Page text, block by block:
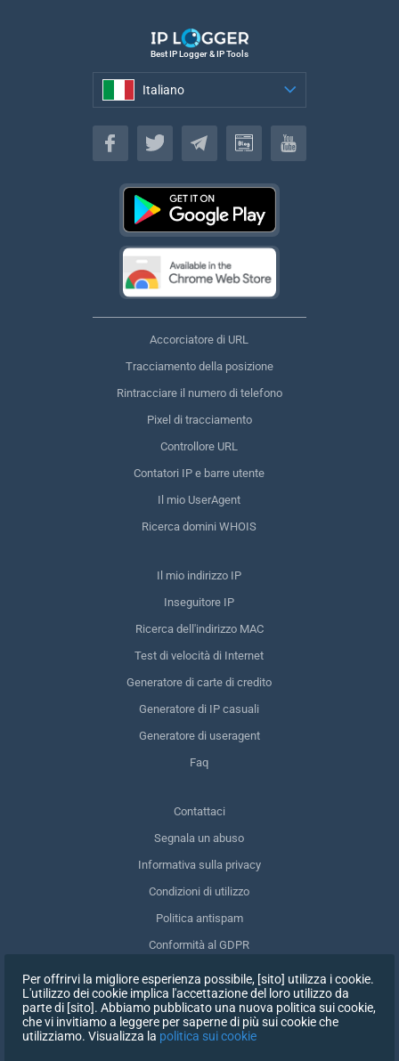
Best IP Logger & IP Tools
Italiano
Italiano
Accorciatore di URL
Tracciamento della posizione
Rintracciare il numero di telefono
Pixel di tracciamento
Controllore URL
Contatori IP e barre utente
Il mio UserAgent
Ricerca domini WHOIS
Il mio indirizzo IP
Inseguitore IP
Ricerca dell'indirizzo MAC
Test di velocità di Internet
Generatore di carte di credito
Generatore di IP casuali
Generatore di useragent
Faq
Contattaci
Segnala un abuso
Informativa sulla privacy
Condizioni di utilizzo
Politica antispam
Conformità al GDPR
Cancellare i miei dati
Ritirare il consenso
Per offrirvi la migliore esperienza possibile, [sito] utilizza i cookie.
L'utilizzo dei cookie implica l'accettazione del loro utilizzo da
parte di [sito]. Abbiamo pubblicato una nuova politica sui cookie,
che vi invitiamo a leggere per saperne di più sui cookie che
utilizziamo. Visualizza la politica sui cookie